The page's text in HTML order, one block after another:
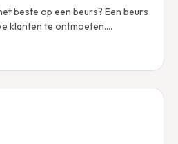
beste op een beurs? Een beurs
klanten te ontmoeten.…